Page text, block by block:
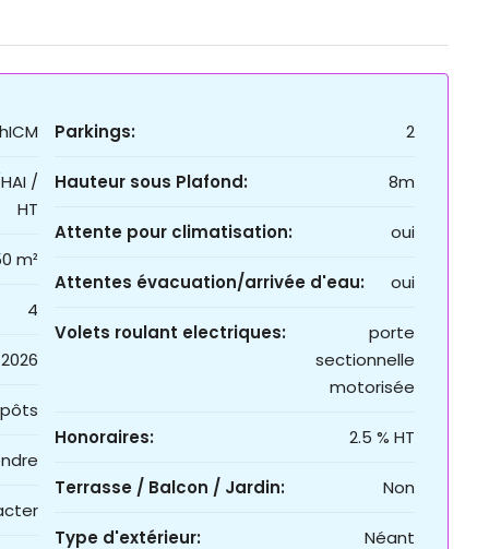
/
HT
m²
4
2026
Parkings: 2
Hauteur sous Plafond: 8m
Attente pour climatisation: oui
Attentes évacuation/arrivée d'eau: oui
Volets roulant electriques:
porte
sectionnelle
motorisée
Honoraires: 2.5 % HT
Terrasse / Balcon / Jardin: Non
Type d'extérieur: Néant